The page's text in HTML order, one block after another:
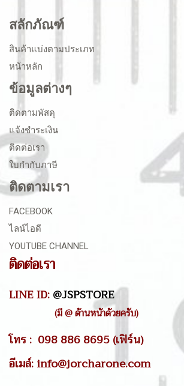
สลักภัณฑ์
สินค้าแบ่งตามประเภท
หน้าหลัก
ข้อมูลต่างๆ
ติดตามพัสดุ
แจ้งชำระเงิน
ติดต่อเรา
ใบกำกับภาษี
ติดตามเรา
FACEBOOK
ไลน์ไอดี
YOUTUBE CHANNEL
ติดต่อเรา
LINE ID:@JSPSTORE
(มี @ ด้านหน้าด้วยครับ)
โทร : 098 886 8695 (เฟิร์น)
อีเมล์: info@jorcharone.com